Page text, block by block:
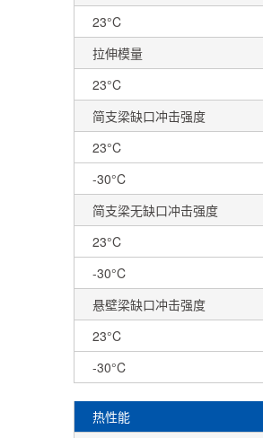
23°C
拉伸模量
23°C
简支梁缺口冲击强度
23°C
-30°C
简支梁无缺口冲击强度
23°C
-30°C
悬壁梁缺口冲击强度
23°C
-30°C
热性能